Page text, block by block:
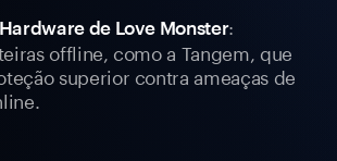
de Love Monster:
offline, como a Tangem, que
superior contra ameaças de